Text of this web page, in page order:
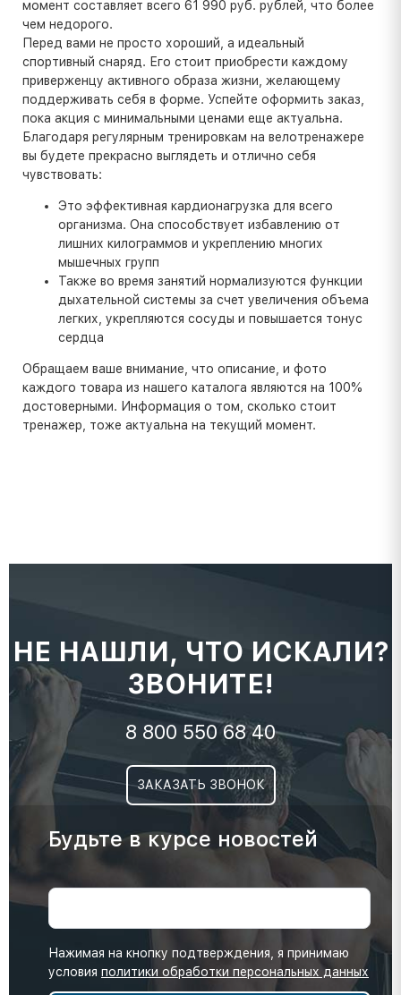
момент составляет всего 61 990 руб. рублей, что более
чем недорого.
Перед вами не просто хороший, а идеальный
спортивный снаряд. Его стоит приобрести каждому
приверженцу активного образа жизни, желающему
поддерживать себя в форме. Успейте оформить заказ,
пока акция с минимальными ценами еще актуальна.
Благодаря регулярным тренировкам на велотренажере
вы будете прекрасно выглядеть и отлично себя
чувствовать:
Это эффективная кардионагрузка для всего
организма. Она способствует избавлению от
лишних килограммов и укреплению многих
мышечных групп
Также во время занятий нормализуются функции
дыхательной системы за счет увеличения объема
легких, укрепляются сосуды и повышается тонус
сердца
Обращаем ваше внимание, что описание, и фото
каждого товара из нашего каталога являются на 100%
достоверными. Информация о том, сколько стоит
тренажер, тоже актуальна на текущий момент.
НЕ НАШЛИ, ЧТО ИСКАЛИ?
ЗВОНИТЕ!
8 800 550 68 40
ЗАКАЗАТЬ ЗВОНОК
Будьте в курсе новостей
Нажимая на кнопку подтверждения, я принимаю
условия политики обработки персональных данных